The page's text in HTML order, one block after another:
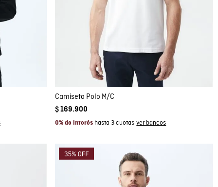
Compra rápida
AGREGAR AL CARRITO
Camiseta Polo M/C
$ 169.900
0% de interés hasta 3 cuotas